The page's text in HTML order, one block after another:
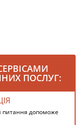
ПОСЛУГ:
питання допоможе